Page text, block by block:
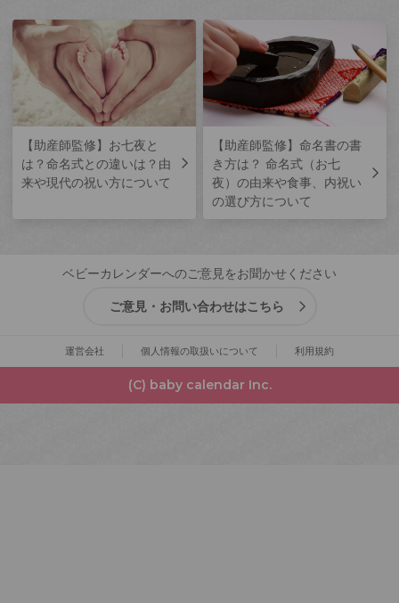
【助産師監修】お七夜と
は？命名式との違いは？由
来や現代の祝い方について
【助産師監修】命名書の書
き方は？ 命名式（お七
夜）の由来や食事、内祝い
の選び方について
ベビーカレンダーへのご意見をお聞かせください
ご意見・お問い合わせはこちら
運営会社 個人情報の取扱いについて 利用規約
(C) baby calendar Inc.